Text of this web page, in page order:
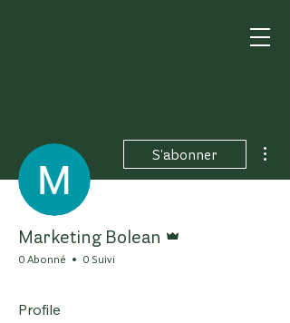
S'abonner
Marketing Bolean
0 Abonné 0 Suivi
Profile